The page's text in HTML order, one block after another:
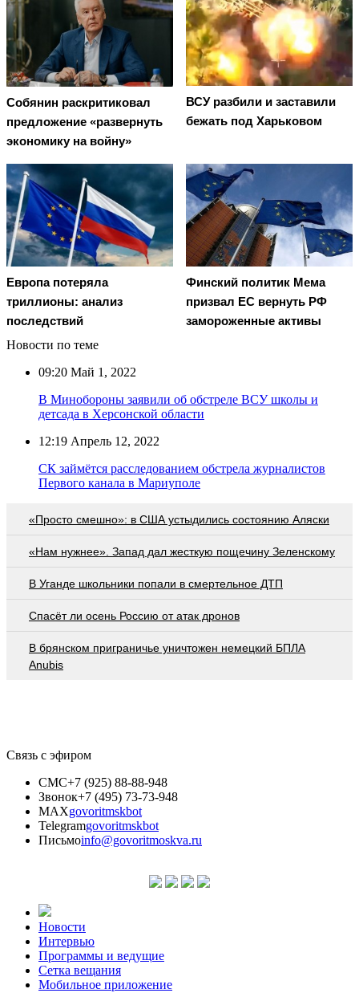
Собянин раскритиковал
предложение «развернуть
экономику на войну»
ВСУ разбили и заставили
бежать под Харьковом
Европа потеряла
триллионы: анализ
последствий
Финский политик Мема
призвал ЕС вернуть РФ
замороженные активы
Новости по теме
09:20 Май 1, 2022
В Минобороны заявили об обстреле ВСУ школы и
детсада в Херсонской области
12:19 Апрель 12, 2022
СК займётся расследованием обстрела журналистов
Первого канала в Мариуполе
«Просто смешно»: в США устыдились состоянию Аляски
«Нам нужнее». Запад дал жесткую пощечину Зеленскому
В Уганде школьники попали в смертельное ДТП
Спасёт ли осень Россию от атак дронов
В брянском приграничье уничтожен немецкий БПЛА
Anubis
Связь с эфиром
СМС+7 (925) 88-88-948
Звонок+7 (495) 73-73-948
MAXgovoritmskbot
Telegramgovoritmskbot
Письмоinfo@govoritmoskva.ru
Новости
Интервью
Программы и ведущие
Сетка вещания
Мобильное приложение